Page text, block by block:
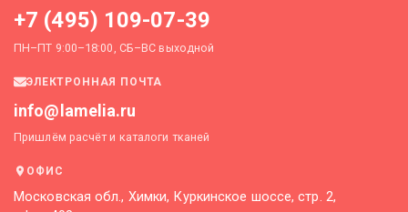
+7 (495) 109-07-39
ПН–ПТ 9:00–18:00, СБ–ВС выходной
ЭЛЕКТРОННАЯ ПОЧТА
info@lamelia.ru
Пришлём расчёт и каталоги тканей
ОФИС
Московская обл., Химки, Куркинское шоссе, стр. 2,